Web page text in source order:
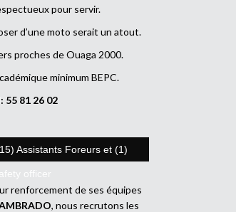
pour servir.
d’une moto serait un atout.
proches de Ouaga 2000.
minimum BEPC.
55 81 26 02
Assistants Foreurs et (1)
officer
renforcement de ses équipes
, nous recrutons les